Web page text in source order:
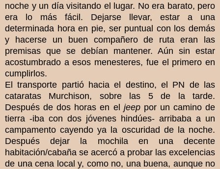
noche y un día visitando el lugar. No era barato, pero
era lo más fácil. Dejarse llevar, estar a una
determinada hora en pie, ser puntual con los demás
y hacerse un buen compañero de ruta eran las
premisas que se debían mantener. Aún sin estar
acostumbrado a esos menesteres, fue el primero en
cumplirlos.
El transporte partió hacia el destino, el PN de las
cataratas Murchison, sobre las 5 de la tarde.
Después de dos horas en el jeeppor un camino de
tierra -iba con dos jóvenes hindúes- arribaba a un
campamento cayendo ya la oscuridad de la noche.
Después dejar la mochila en una decente
habitación/cabaña se acercó a probar las excelencias
de una cena local y, como no, una buena, aunque no